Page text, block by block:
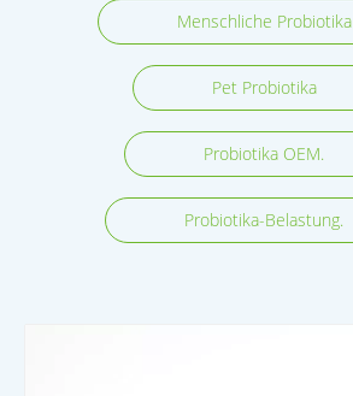
Menschliche Probiotika
Pet Probiotika
Probiotika OEM.
Probiotika-Belastung.